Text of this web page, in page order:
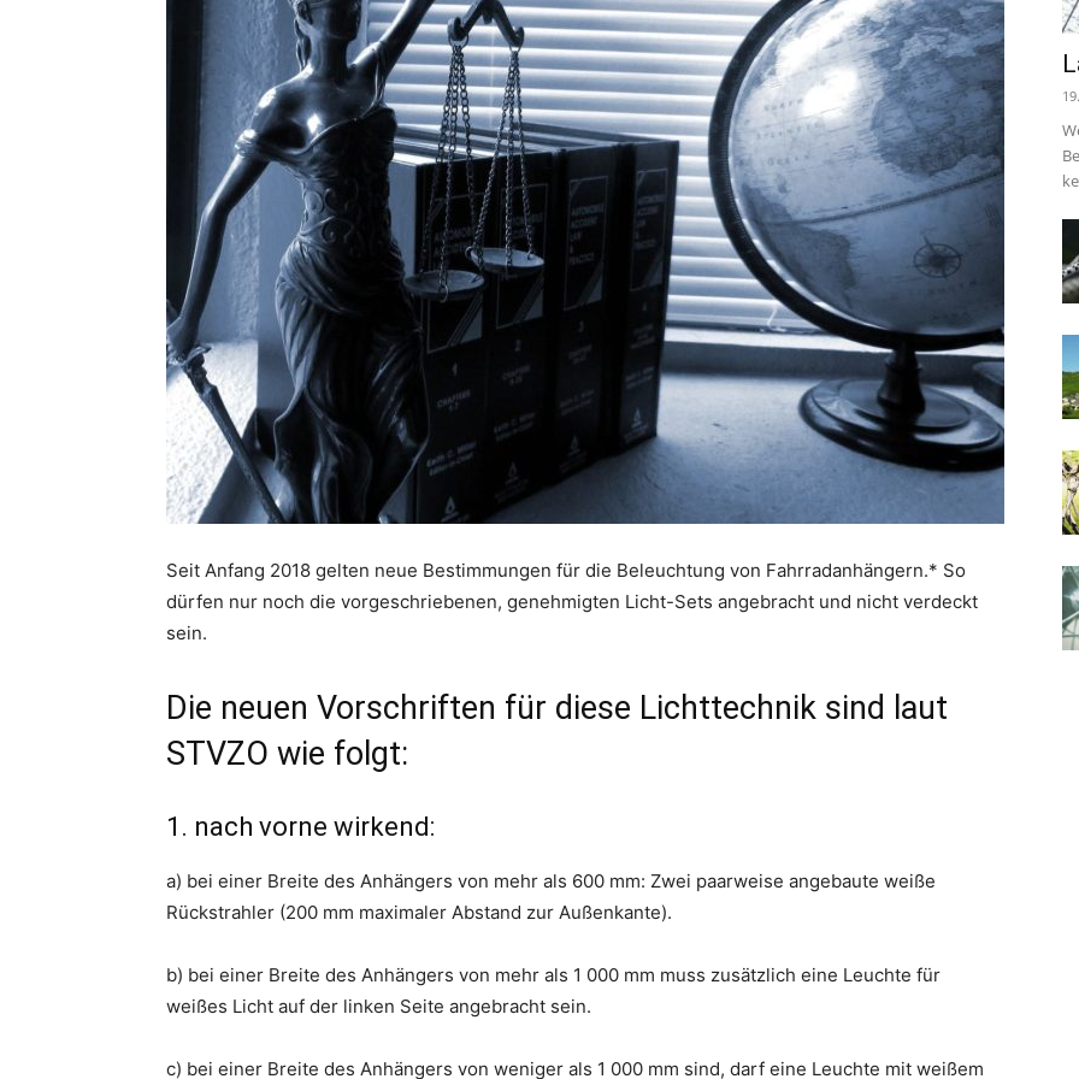
Seit Anfang 2018 gelten neue Bestimmungen für die Beleuchtung von Fahrradanhängern.* So
dürfen nur noch die vorgeschriebenen, genehmigten Licht-Sets angebracht und nicht verdeckt
sein.
Die neuen Vorschriften für diese Lichttechnik sind laut
STVZO wie folgt:
1. nach vorne wirkend:
a) bei einer Breite des Anhängers von mehr als 600 mm: Zwei paarweise angebaute weiße
Rückstrahler (200 mm maximaler Abstand zur Außenkante).
b) bei einer Breite des Anhängers von mehr als 1 000 mm muss zusätzlich eine Leuchte für
weißes Licht auf der linken Seite angebracht sein.
c) bei einer Breite des Anhängers von weniger als 1 000 mm sind, darf eine Leuchte mit weißem